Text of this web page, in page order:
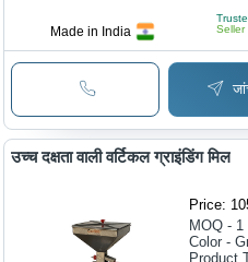
Made in India
Seller
उच्च दक्षता वाली वर्टिकल ग्राइंडिंग मिल
Price:
MOQ - 1
Color -
Product